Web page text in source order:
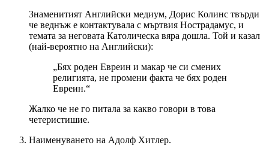
Знаменитият Английски медиум, Дорис Колинс твърди
че веднъж е контактувала с мъртвия Нострадамус, и
темата за неговата Католическа вяра дошла. Той и казал
(най-вероятно на Английски):
„Бях роден Евреин и макар че си смених
религията, не промени факта че бях роден
Евреин.“
Жалко че не го питала за какво говори в това
четеристишие.
Наименуването на Адолф Хитлер.